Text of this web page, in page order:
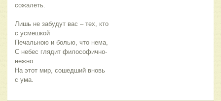
сожалеть.
Лишь не забудут вас – тех, кто
с усмешкой
Печальною и болью, что нема,
С небес глядит философично-
нежно
На этот мир, сошедший вновь
с ума.